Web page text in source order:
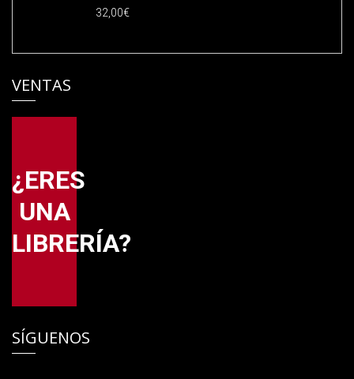
32,00€
VENTAS
¿ERES
UNA
LIBRERÍA?
SÍGUENOS